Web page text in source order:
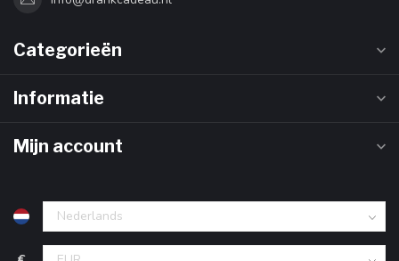
Categorieën
Informatie
Mijn account